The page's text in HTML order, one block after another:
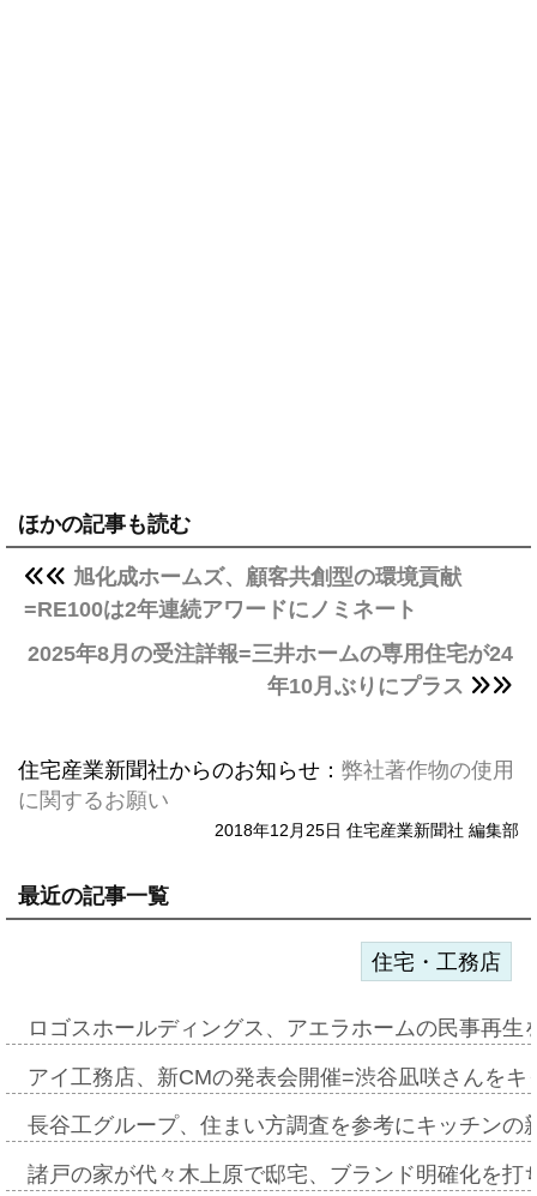
ほかの記事も読む
旭化成ホームズ、顧客共創型の環境貢献
=RE100は2年連続アワードにノミネート
2025年8月の受注詳報=三井ホームの専用住宅が24
年10月ぶりにプラス
住宅産業新聞社からのお知らせ： 弊社著作物の使用
に関するお願い
2018年12月25日 住宅産業新聞社 編集部
最近の記事一覧
住宅・工務店
ロゴスホールディングス、アエラホームの民事再
アイ工務店、新CMの発表会開催=渋谷凪咲さんを
長谷工グループ、住まい方調査を参考にキッチン
諸戸の家が代々木上原で邸宅、ブランド明確化を